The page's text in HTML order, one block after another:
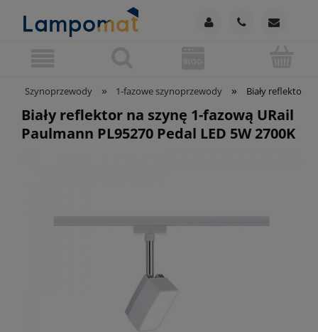
Szynoprzewody » 1-fazowe szynoprzewody » Biały reflektor
Biały reflektor na szynę 1-fazową URail
Paulmann PL95270 Pedal LED 5W 2700K